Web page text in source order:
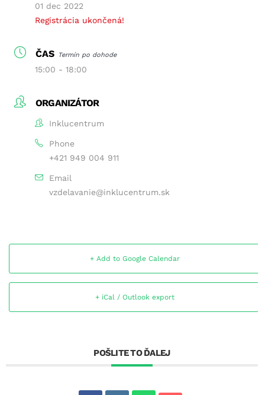
01 dec 2022
Registrácia ukončená!
ČAS Termín po dohode
15:00 - 18:00
ORGANIZÁTOR
Inklucentrum
Phone
+421 949 004 911
Email
vzdelavanie@inklucentrum.sk
+ Add to Google Calendar
+ iCal / Outlook export
POŠLITE TO ĎALEJ